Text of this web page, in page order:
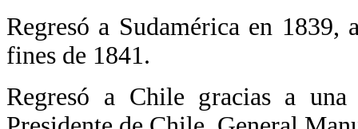
Regresó a Sudamérica en
fines de 1841.
Regresó a Chile gracias a